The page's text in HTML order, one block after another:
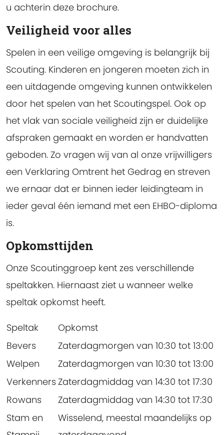
u achterin deze brochure.
Veiligheid voor alles
Spelen in een veilige omgeving is belangrijk bij
Scouting. Kinderen en jongeren moeten zich in
een uitdagende omgeving kunnen ontwikkelen
door het spelen van het Scoutingspel. Ook op
het vlak van sociale veiligheid zijn er duidelijke
afspraken gemaakt en worden er handvatten
geboden. Zo vragen wij van al onze vrijwilligers
een Verklaring Omtrent het Gedrag en streven
we ernaar dat er binnen ieder leidingteam in
ieder geval één iemand met een EHBO-diploma
is.
Opkomsttijden
Onze Scoutinggroep kent zes verschillende
speltakken. Hiernaast ziet u wanneer welke
speltak opkomst heeft.
Speltak
Opkomst
Bevers
Zaterdagmorgen van 10:30 tot 13:00
Welpen
Zaterdagmorgen van 10:30 tot 13:00
VerkennersZaterdagmiddag van 14:30 tot 17:30
Rowans
Zaterdagmiddag van 14:30 tot 17:30
Stam en
Wisselend, meestal maandelijks op